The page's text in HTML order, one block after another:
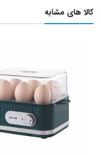
کالا های مشابه